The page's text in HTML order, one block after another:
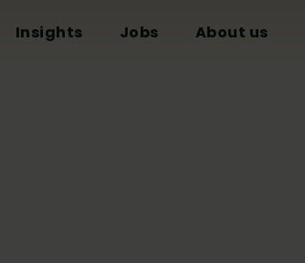
Insights Jobs About us